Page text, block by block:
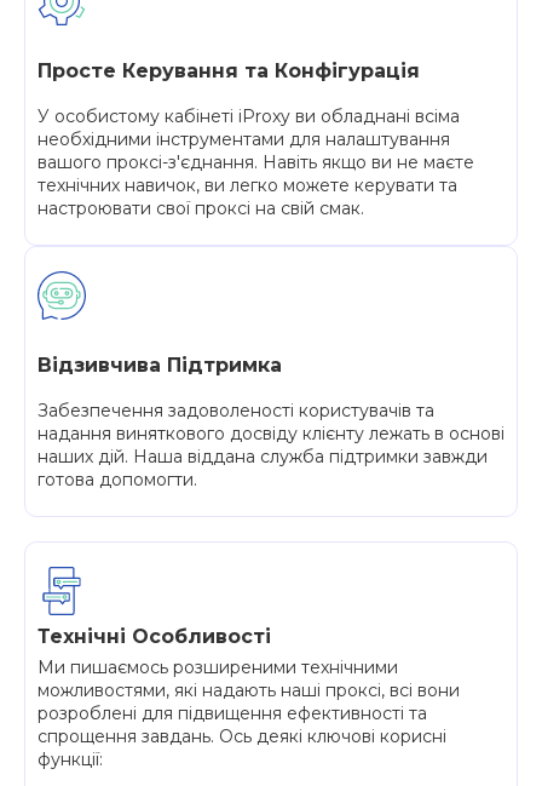
Просте Керування та Конфігурація
У особистому кабінеті iProxy ви обладнані всіма
необхідними інструментами для налаштування
вашого проксі-з'єднання. Навіть якщо ви не маєте
технічних навичок, ви легко можете керувати та
настроювати свої проксі на свій смак.
Відзивчива Підтримка
Забезпечення задоволеності користувачів та
надання виняткового досвіду клієнту лежать в основі
наших дій. Наша віддана служба підтримки завжди
готова допомогти.
Технічні Особливості
Ми пишаємось розширеними технічними
можливостями, які надають наші проксі, всі вони
розроблені для підвищення ефективності та
спрощення завдань. Ось деякі ключові корисні
функції: